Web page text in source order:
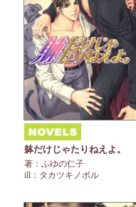
躰だけじゃたりねえよ。
著：ふゆの仁子
ill：タカツキノボル